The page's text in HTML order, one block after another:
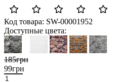
Код товара: SW-00001952
Доступные цвета:
185грн
99грн